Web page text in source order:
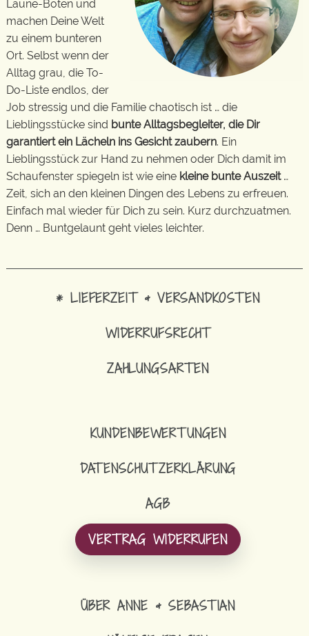
Laune-Boten und
machen Deine Welt
zu einem bunteren
Ort. Selbst wenn der
Alltag grau, die To-
Do-Liste endlos, der
Job stressig und die Familie chaotisch ist … die
Lieblingsstücke sind bunte Alltagsbegleiter, die Dir
garantiert ein Lächeln ins Gesicht zaubern. Ein
Lieblingsstück zur Hand zu nehmen oder Dich damit im
Schaufenster spiegeln ist wie eine kleine bunte Auszeit…
Zeit, sich an den kleinen Dingen des Lebens zu erfreuen.
Einfach mal wieder für Dich zu sein. Kurz durchzuatmen.
Denn … Buntgelaunt geht vieles leichter.
* LIEFERZEIT & VERSANDKOSTEN
WIDERRUFSRECHT
ZAHLUNGSARTEN
KUNDENBEWERTUNGEN
DATENSCHUTZERKLÄRUNG
AGB
VERTRAG WIDERRUFEN
ÜBER ANNE & SEBASTIAN